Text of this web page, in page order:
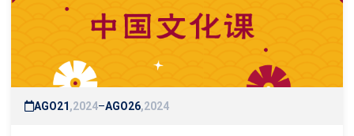
AGO21 2024–AGO26 2024